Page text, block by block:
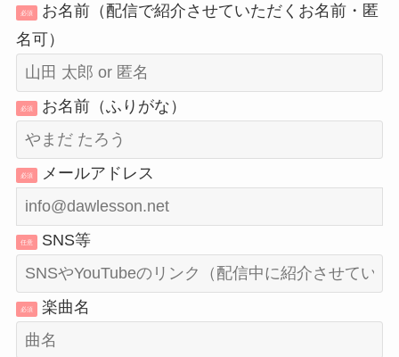
必須
お名前（配信で紹介させていただくお名前・匿
名可）
必須 お名前（ふりがな）
必須 メールアドレス
任意 SNS等
必須 楽曲名